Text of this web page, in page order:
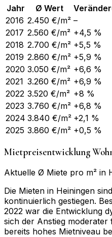
Jahr Ø Wert
2016 2.450 €/m² –
2017 2.560 €/m² +4,5 %
2018 2.700 €/m² +5,5 %
2019 2.860 €/m² +5,9 %
2020 3.050 €/m² +6,6 %
2021 3.260 €/m² +6,9 %
2022 3.520 €/m² +8 %
2023 3.760 €/m² +6,8 %
2024 3.840 €/m² +2,1 %
2025 3.860 €/m² +0,5 %
Mietpreisentwicklung
Aktuelle Ø Miete pro m² in
Die Mieten in Heiningen
kontinuierlich gestiegen.
2022 war die Entwicklung
sich der Anstieg
bereits hohes Mietniveau